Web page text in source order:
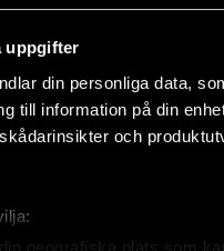
uppgifter
din personliga data,
till information på din
och
geografiska plats som